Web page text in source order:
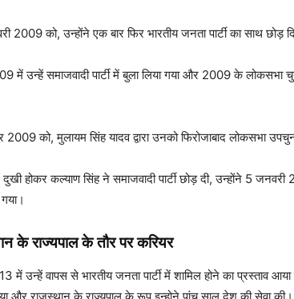
2009 को, उन्होंने एक बार फिर भारतीय जनता पार्टी का साथ
में उन्हें समाजवादी पार्टी में बुला लिया गया और 2009 के लोकसभा
को, मुलायम सिंह यादव द्वारा उनको फिरोजाबाद लोकसभा
होकर कल्याण सिंह ने समाजवादी पार्टी छोड़ दी, उन्होंने 5
के राज्यपाल के तौर पर करियर
में उन्हें वापस से भारतीय जनता पार्टी में शामिल होने का प्रस्ताव